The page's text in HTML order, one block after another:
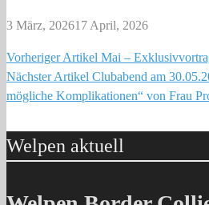
3 März, 202617 April, 2026
Vorheriger Artikel Mai –
Nächster Artikel Clubabend am
mögliche Komplikationen“ von Frau
Welpen aktuell